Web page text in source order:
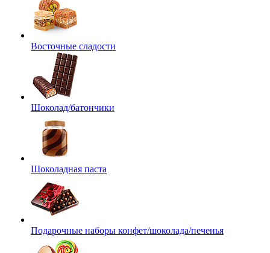
Восточные сладости
Шоколад/батончики
Шоколадная паста
Подарочные наборы конфет/шоколада/печенья